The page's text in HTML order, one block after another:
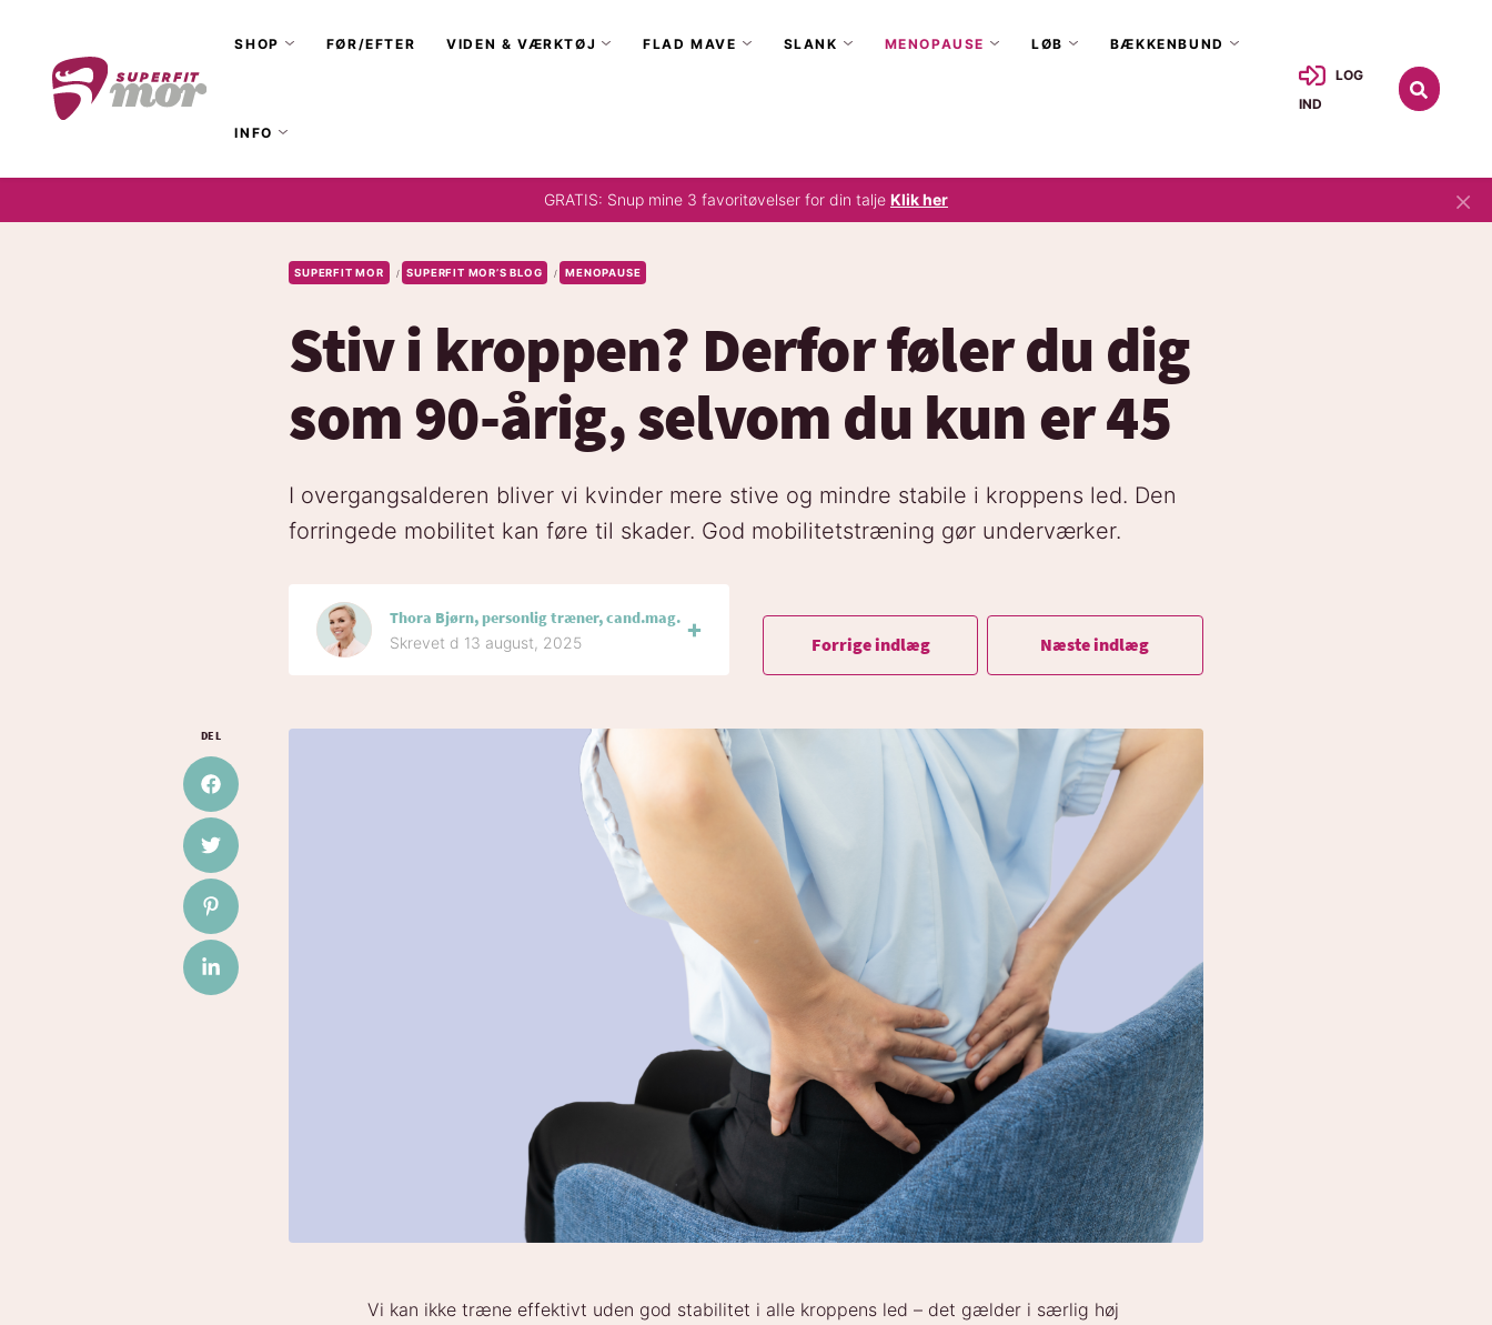
LOG
IND
SHOP FØR/EFTER VIDEN & VÆRKTØJ FLAD MAVE SLANK MENOPAUSE LØB BÆKKENBUND
INFO
GRATIS: Snup mine 3 favoritøvelser for din talje Klik her ×
SUPERFIT MOR / SUPERFIT MOR’S BLOG / MENOPAUSE
Stiv i kroppen? Derfor føler du dig
som 90-årig, selvom du kun er 45
I overgangsalderen bliver vi kvinder mere stive og mindre stabile i kroppens led. Den
forringede mobilitet kan føre til skader. God mobilitetstræning gør underværker.
Thora Bjørn, personlig træner, cand.mag.
Skrevet d 13 august, 2025 Forrige indlæg Næste indlæg
DEL
Del på Facebook
Del på Twitter
Del på Pinterest
Del på LinkedIn
Vi kan ikke træne effektivt uden god stabilitet i alle kroppens led – det gælder i særlig høj